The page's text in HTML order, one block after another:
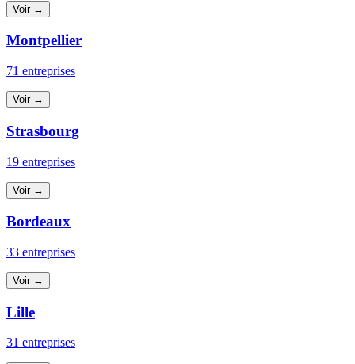
Voir →
Montpellier
71 entreprises
Voir →
Strasbourg
19 entreprises
Voir →
Bordeaux
33 entreprises
Voir →
Lille
31 entreprises